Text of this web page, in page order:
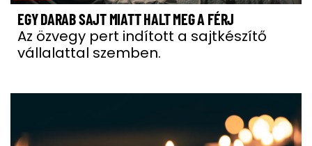
EGY DARAB SAJT MIATT HALT MEG A FÉRJ
Az özvegy pert indított a sajtkészítő
vállalattal szemben.